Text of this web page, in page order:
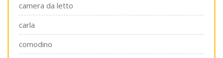
camera da letto
carla
comodino